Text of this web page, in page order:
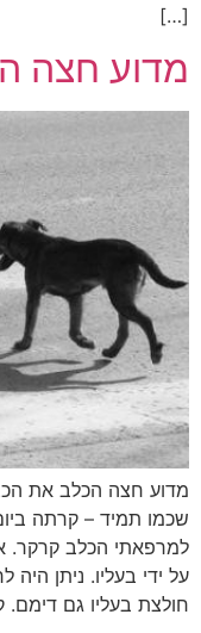
[…]
מדוע חצה
מדוע חצה הכלב את
שכמו תמיד – קרתה
למרפאתי הכלב קרקר.
על ידי בעליו. ניתן היה
חולצת בעליו גם